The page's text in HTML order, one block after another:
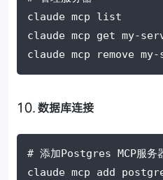
claude mcp list
claude mcp get my-
claude mcp remove
10. 数据库连接
# 添加Postgres MCP服务
claude mcp add